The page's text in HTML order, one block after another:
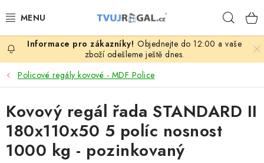
na
ZBOŽÍ ZA NÁKUPNÍ CENY
REGÁLY PODLE ROZMĚRŮ MATERIÁLU A SÉRIÍ
NEREZOVÉ A GASTRO PRODUKTY
KOVOVÉ STOLOVÉ NOHY
Objednejte do 12:00 a vaše
zboží odešleme ještě dnes.
Policové regály kovové - MDF Police
Kovový regál řada STANDARD II
180x110x50 5 políc nosnost
1000 kg - pozinkovaný